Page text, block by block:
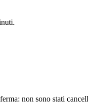
non sono stati